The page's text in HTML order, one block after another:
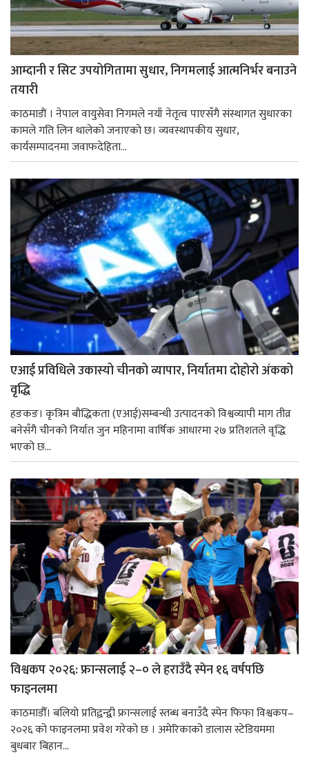
आम्दानी र सिट उपयोगितामा सुधार, निगमलाई आत्मनिर्भर बनाउने
तयारी
काठमाडाैं । नेपाल वायुसेवा निगमले नयाँ नेतृत्व पाएसँगै संस्थागत सुधारका
कामले गति लिन थालेको जनाएको छ। व्यवस्थापकीय सुधार,
कार्यसम्पादनमा जवाफदेहिता...
एआई प्रविधिले उकास्यो चीनको व्यापार, निर्यातमा दोहोरो अंकको
वृद्धि
हङकङ। कृत्रिम बौद्धिकता (एआई)सम्बन्धी उत्पादनको विश्वव्यापी माग तीव्र
बनेसँगै चीनको निर्यात जुन महिनामा वार्षिक आधारमा २७ प्रतिशतले वृद्धि
भएको छ...
विश्वकप २०२६: फ्रान्सलाई २–० ले हराउँदै स्पेन १६ वर्षपछि
फाइनलमा
काठमाडौँ। बलियो प्रतिद्वन्द्वी फ्रान्सलाई स्तब्ध बनाउँदै स्पेन फिफा विश्वकप–
२०२६ को फाइनलमा प्रवेश गरेको छ । अमेरिकाको डालास स्टेडियममा
बुधबार बिहान...